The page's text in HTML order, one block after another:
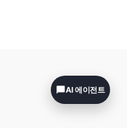
AI 에이전트